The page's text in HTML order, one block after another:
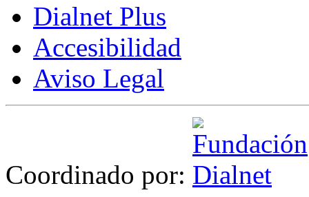
Dialnet Plus
Accesibilidad
Aviso Legal
Coordinado por: